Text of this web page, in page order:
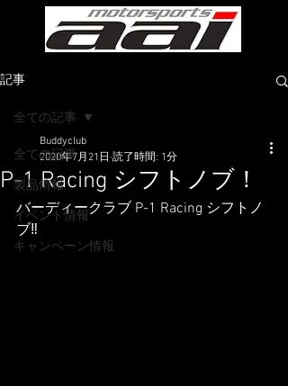
記事
全ての記事
製品情報
イベント情報
キャンペーン情報
全ての記事
P-1 Racing シフトノブ！
Buddyclub
2020年7月21日 読了時間: 1分
バーディークラブ P-1 Racing シフトノ
ブ‼️